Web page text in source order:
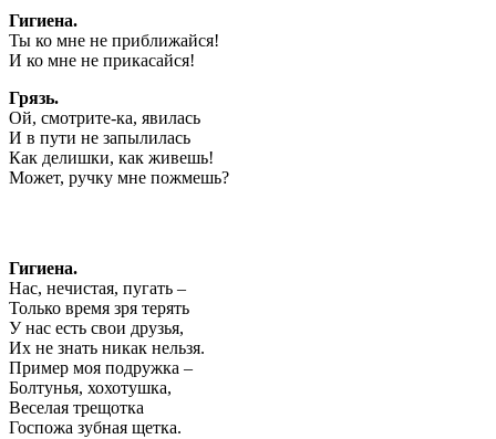
Гигиена.
Ты ко мне не приближайся!
И ко мне не прикасайся!
Грязь.
Ой, смотрите-ка, явилась
И в пути не запылилась
Как делишки, как живешь!
Может, ручку мне пожмешь?
Гигиена.
Нас, нечистая, пугать –
Только время зря терять
У нас есть свои друзья,
Их не знать никак нельзя.
Пример моя подружка –
Болтунья, хохотушка,
Веселая трещотка
Госпожа зубная щетка.